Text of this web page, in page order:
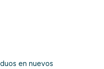
en nuevos